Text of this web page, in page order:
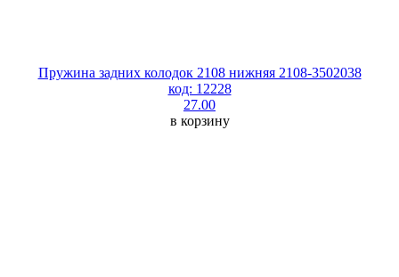
Пружина задних колодок 2108 нижняя 2108-3502038
код: 12228
27.00
в корзину